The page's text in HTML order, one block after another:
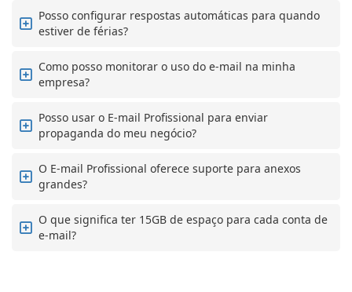
Posso configurar respostas automáticas para quando
estiver de férias?
Como posso monitorar o uso do e-mail na minha
empresa?
Posso usar o E-mail Profissional para enviar
propaganda do meu negócio?
O E-mail Profissional oferece suporte para anexos
grandes?
O que significa ter 15GB de espaço para cada conta de
e-mail?